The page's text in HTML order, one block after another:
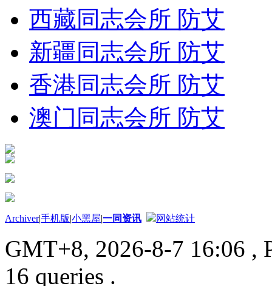
西藏同志会所 防艾
新疆同志会所 防艾
香港同志会所 防艾
澳门同志会所 防艾
Archiver|手机版|小黑屋|一同资讯 网站统计
GMT+8, 2026-8-7 16:06 ,
16 queries .